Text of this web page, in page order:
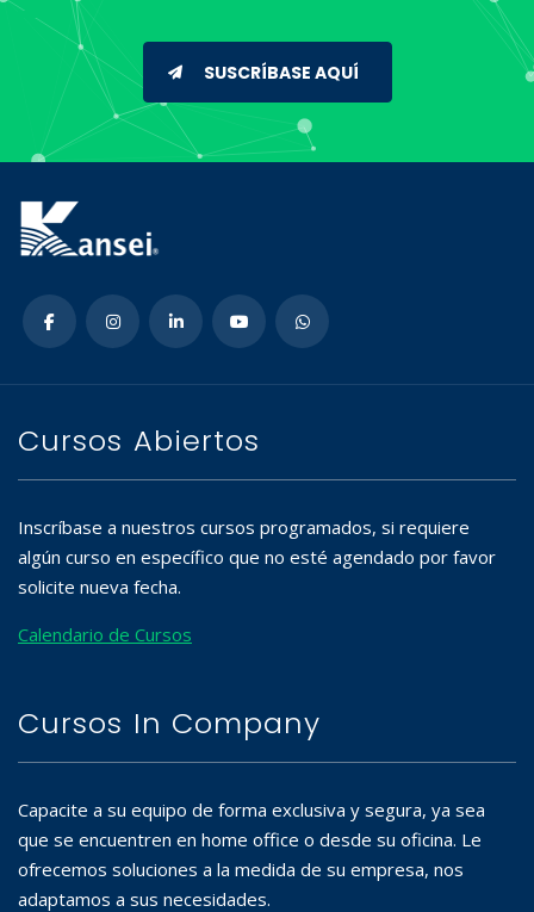
SUSCRÍBASE AQUÍ
Cursos Abiertos
Inscríbase a nuestros cursos programados, si requiere
algún curso en específico que no esté agendado por favor
solicite nueva fecha.
Calendario de Cursos
Cursos In Company
Capacite a su equipo de forma exclusiva y segura, ya sea
que se encuentren en home office o desde su oficina. Le
ofrecemos soluciones a la medida de su empresa, nos
adaptamos a sus necesidades.